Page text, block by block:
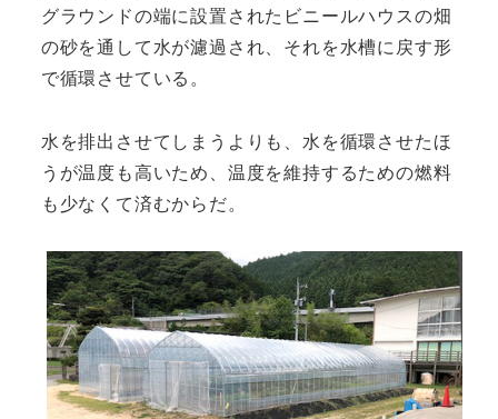
グラウンドの端に設置されたビニールハウスの畑
の砂を通して水が濾過され、それを水槽に戻す形
で循環させている。
水を排出させてしまうよりも、水を循環させたほ
うが温度も高いため、温度を維持するための燃料
も少なくて済むからだ。